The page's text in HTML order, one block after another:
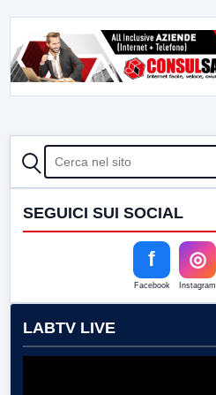
CERCA
SEGUICI SUI SOCIAL
f
Facebook
◎
Instagram
LABTV LIVE